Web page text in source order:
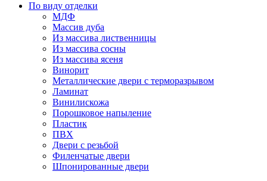
По виду отделки
МДФ
Массив дуба
Из массива лиственницы
Из массива сосны
Из массива ясеня
Винорит
Металлические двери с терморазрывом
Ламинат
Винилискожа
Порошковое напыление
Пластик
ПВХ
Двери с резьбой
Филенчатые двери
Шпонированные двери